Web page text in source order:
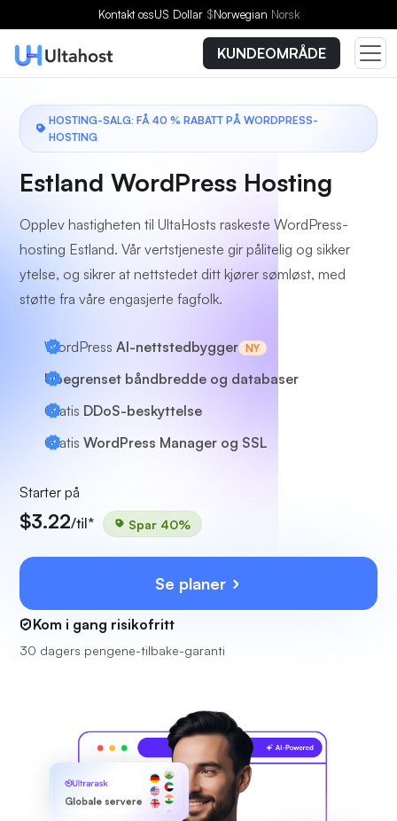
Kontakt ossUS Dollar $Norwegian Norsk
KUNDEOMRÅDE
HOSTING-SALG: FÅ 40 % RABATT PÅ WORDPRESS-
HOSTING
Estland WordPress Hosting
Opplev hastigheten til UltaHosts raskeste WordPress-
hosting Estland. Vår vertstjeneste gir pålitelig og sikker
ytelse, og sikrer at nettstedet ditt kjører sømløst, med
støtte fra våre engasjerte fagfolk.
WordPress AI-nettstedbygger NY
Ubegrenset båndbredde og databaser
Gratis DDoS-beskyttelse
Gratis WordPress Manager og SSL
Starter på
$3.22/til* Spar 40%
Se planer
Kom i gang risikofritt
30 dagers pengene-tilbake-garanti
Ultrarask
Globale servere